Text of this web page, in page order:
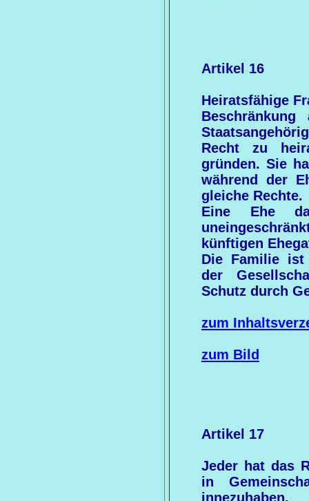
Artikel 16
Heiratsfähige
Recht zu
gründen. Sie
während der
gleiche Rechte.
Eine Ehe
künftigen
Die Familie ist
der
Schutz durch
zum
zum Bild
Artikel 17
Jeder hat das
in
innezuhaben.